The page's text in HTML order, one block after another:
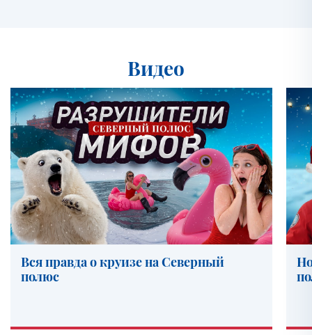
Видео
Вся правда о круизе на Северный
полюс